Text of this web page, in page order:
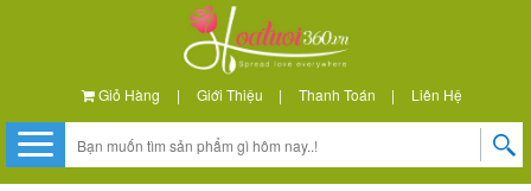
Giỏ Hàng | Giới Thiệu | Thanh Toán | Liên Hệ